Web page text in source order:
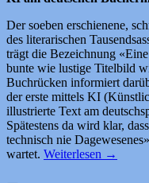
Der soeben erschienene,
des literarischen
trägt die Bezeichnung
bunte wie lustige Titelbild
Buchrücken informiert
der erste mittels KI
illustrierte Text am
Spätestens da wird klar,
technisch nie
wartet. Weiterlesen →